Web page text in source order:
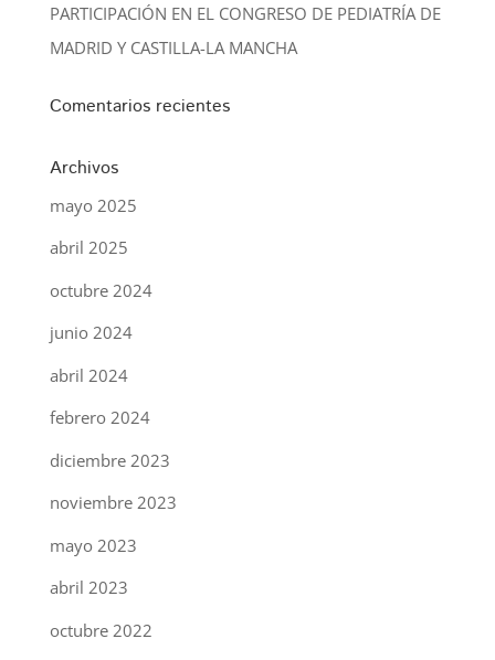
PARTICIPACIÓN EN EL CONGRESO DE PEDIATRÍA DE
MADRID Y CASTILLA-LA MANCHA
Comentarios recientes
Archivos
mayo 2025
abril 2025
octubre 2024
junio 2024
abril 2024
febrero 2024
diciembre 2023
noviembre 2023
mayo 2023
abril 2023
octubre 2022